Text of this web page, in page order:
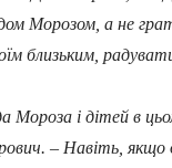
Морозом, а не
близьким,
Мороза і дітей в
– Навіть, якщо